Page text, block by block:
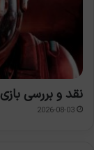
نقد و بررسی بازی Directive 8020
2026-08-03